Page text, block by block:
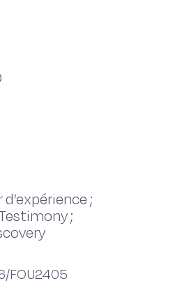
;
;
FOU2405